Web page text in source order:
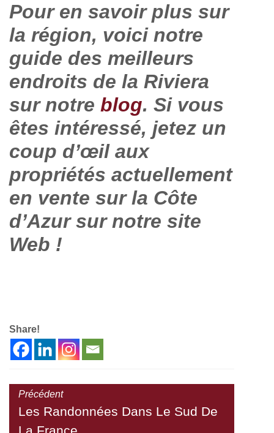
Pour en savoir plus sur
la région, voici notre
guide des meilleurs
endroits de la Riviera
sur notre blog. Si vous
êtes intéressé, jetez un
coup d’œil aux
propriétés actuellement
en vente sur la Côte
d’Azur sur notre site
Web !
Share!
Précédent
Les Randonnées Dans Le Sud De